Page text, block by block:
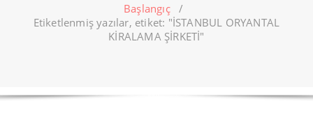
Başlangıç/
Etiketlenmiş yazılar, etiket: "İSTANBUL ORYANTAL
KİRALAMA ŞİRKETİ"